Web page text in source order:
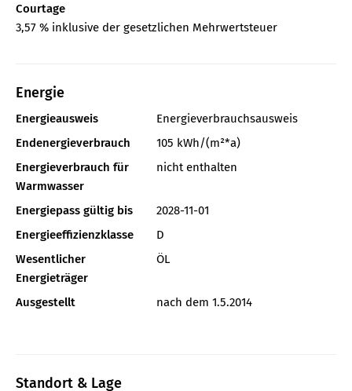
Courtage
3,57 % inklusive der gesetzlichen Mehrwertsteuer
Energie
Energieausweis
Energieverbrauchsausweis
Endenergieverbrauch
105 kWh/(m²*a)
Energieverbrauch für
Warmwasser
nicht enthalten
Energiepass gültig bis
2028-11-01
Energieeffizienzklasse
D
Wesentlicher
Energieträger
ÖL
Ausgestellt nach dem 1.5.2014
Standort & Lage